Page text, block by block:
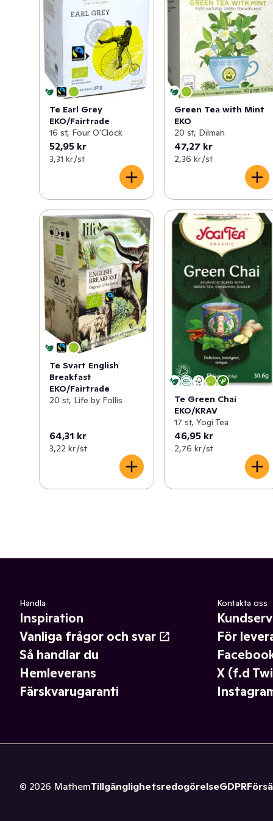
Te Earl Grey
EKO/Fairtrade
16 st, Four O'Clock
52,95 kr
3,31 kr /st
Green Tea with Mint
EKO
20 st, Dilmah
47,27 kr
2,36 kr /st
Te Svart English
Breakfast
EKO/Fairtrade
20 st, Life by Follis
64,31 kr
3,22 kr /st
Te Green Chai
EKO/KRAV
17 st, Yogi Tea
46,95 kr
2,76 kr /st
Handla
Inspiration
Vanliga frågor och svar
Så handlar du
Hemleverans
Färskvarugaranti
Kontakta oss
För
X (f.d
© 2026 MathemTillgänglighetsredogörelseGDPR